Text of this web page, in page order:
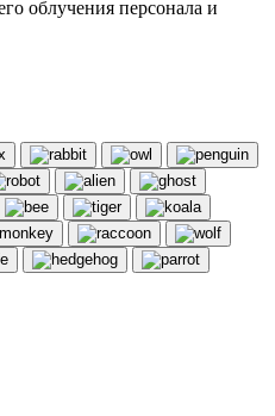
облучения персонала и